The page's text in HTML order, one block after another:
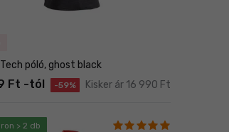
póló, ghost black
Ft -tól -59% Kisker ár 16 990 Ft
> 2 db